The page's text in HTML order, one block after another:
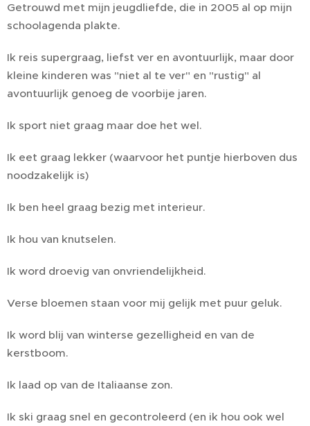
Getrouwd met mijn jeugdliefde, die in 2005 al op mijn
schoolagenda plakte.
Ik reis supergraag, liefst ver en avontuurlijk, maar door
kleine kinderen was "niet al te ver" en "rustig" al
avontuurlijk genoeg de voorbije jaren.
Ik sport niet graag maar doe het wel.
Ik eet graag lekker (waarvoor het puntje hierboven dus
noodzakelijk is)
Ik ben heel graag bezig met interieur.
Ik hou van knutselen.
Ik word droevig van onvriendelijkheid.
Verse bloemen staan voor mij gelijk met puur geluk.
Ik word blij van winterse gezelligheid en van de
kerstboom.
Ik laad op van de Italiaanse zon.
Ik ski graag snel en gecontroleerd (en ik hou ook wel